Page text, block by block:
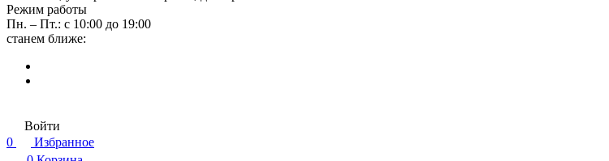
Режим работы
Пн. – Пт.: с 10:00 до 19:00
станем ближе:
Войти
0
Избранное